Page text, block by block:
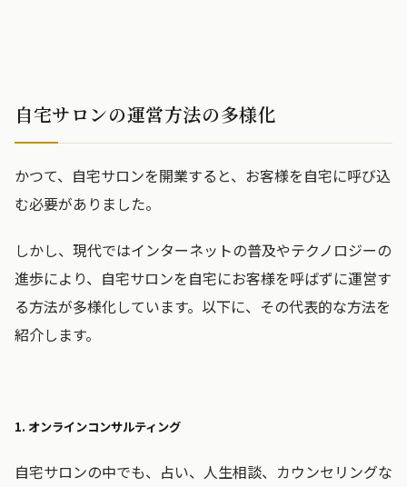
自宅サロンの運営方法の多様化
かつて、自宅サロンを開業すると、お客様を自宅に呼び込
む必要がありました。
しかし、現代ではインターネットの普及やテクノロジーの
進歩により、自宅サロンを自宅にお客様を呼ばずに運営す
る方法が多様化しています。以下に、その代表的な方法を
紹介します。
1. オンラインコンサルティング
自宅サロンの中でも、占い、人生相談、カウンセリングな